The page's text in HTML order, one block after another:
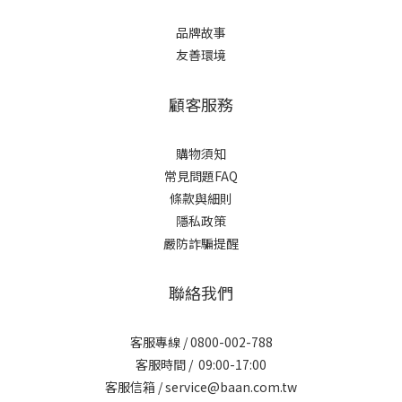
品牌故事
友善環境
顧客服務
購物須知
常見問題FAQ
條款與細則
隱私政策
嚴防詐騙提醒
聯絡我們
客服專線 / 0800-002-788
客服時間 / 09:00-17:00
客服信箱 / service@baan.com.tw